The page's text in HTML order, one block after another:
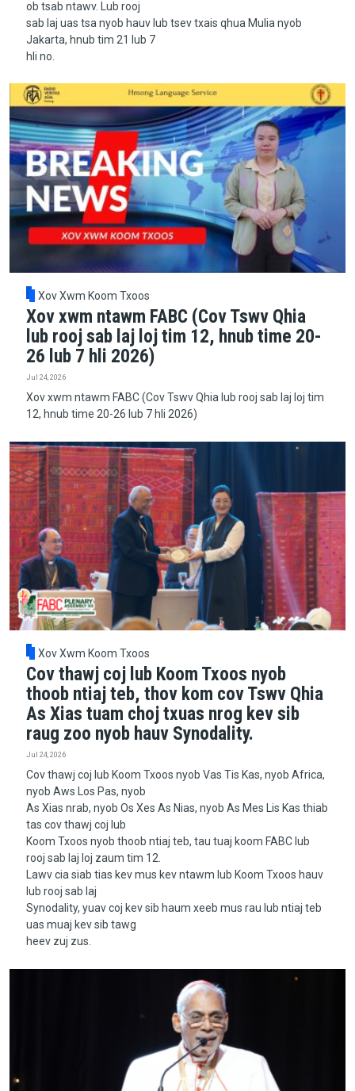
ob tsab ntawv. Lub rooj
sab laj uas tsa nyob hauv lub tsev txais qhua Mulia nyob
Jakarta, hnub tim 21 lub 7
hli no.
Xov Xwm Koom Txoos
Xov xwm ntawm FABC (Cov Tswv Qhia
lub rooj sab laj loj tim 12, hnub time 20-
26 lub 7 hli 2026)
Jul 24, 2026
Xov xwm ntawm FABC (Cov Tswv Qhia lub rooj sab laj loj tim
12, hnub time 20-26 lub 7 hli 2026)
Xov Xwm Koom Txoos
Cov thawj coj lub Koom Txoos nyob
thoob ntiaj teb, thov kom cov Tswv Qhia
As Xias tuam choj txuas nrog kev sib
raug zoo nyob hauv Synodality.
Jul 24, 2026
Cov thawj coj lub Koom Txoos nyob Vas Tis Kas, nyob Africa,
nyob Aws Los Pas, nyob
As Xias nrab, nyob Os Xes As Nias, nyob As Mes Lis Kas thiab
tas cov thawj coj lub
Koom Txoos nyob thoob ntiaj teb, tau tuaj koom FABC lub
rooj sab laj loj zaum tim 12.
Lawv cia siab tias kev mus kev ntawm lub Koom Txoos hauv
lub rooj sab laj
Synodality, yuav coj kev sib haum xeeb mus rau lub ntiaj teb
uas muaj kev sib tawg
heev zuj zus.